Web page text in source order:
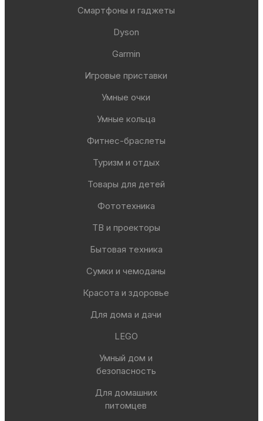
Смартфоны и гаджеты
Dyson
Garmin
Игровые приставки
Умные очки
Умные кольца
Фитнес-браслеты
Туризм и отдых
Товары для детей
Фототехника
ТВ и проекторы
Бытовая техника
Сумки и чемоданы
Красота и здоровье
Для дома и дачи
LEGO
Умный дом и
безопасность
Для домашних
питомцев